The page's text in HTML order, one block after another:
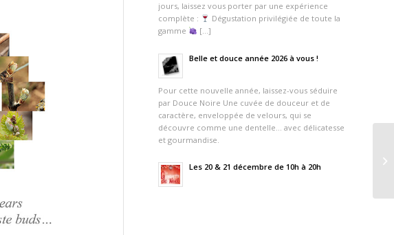
jours, laissez vous porter par une expérience
complète :
Dégustation privilégiée de toute la
gamme
[…]
Belle et douce année 2026 à vous !
Pour cette nouvelle année, laissez-vous séduire
par Douce Noire Une cuvée de douceur et de
caractère, enveloppée de velours, qui se
découvre comme une dentelle… avec délicatesse
et gourmandise.
Les 20 & 21 décembre de 10h à 20h